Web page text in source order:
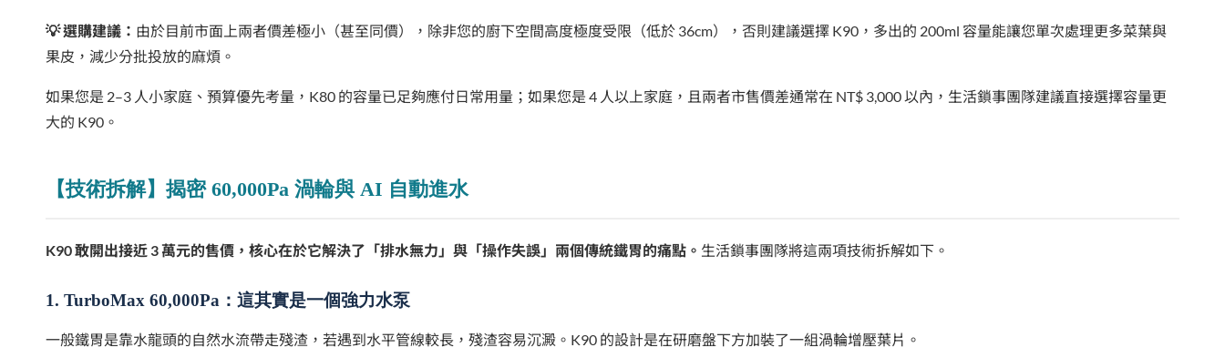
💡 選購建議： 由於目前市面上兩者價差極小（甚至同價），除非您的廚下空間高度極度受限（低於 36cm），否則建議選擇 K90，多出的 200ml 容量能讓您單次處理更多菜葉與
果皮，減少分批投放的麻煩。
如果您是 2–3 人小家庭、預算優先考量，K80 的容量已足夠應付日常用量；如果您是 4 人以上家庭，且兩者市售價差通常在 NT$ 3,000 以內，生活鎖事團隊建議直接選擇容量更
大的 K90。
【技術拆解】揭密 60,000Pa 渦輪與 AI 自動進水
K90 敢開出接近 3 萬元的售價，核心在於它解決了「排水無力」與「操作失誤」兩個傳統鐵胃的痛點。 生活鎖事團隊將這兩項技術拆解如下。
1. TurboMax 60,000Pa：這其實是一個強力水泵
一般鐵胃是靠水龍頭的自然水流帶走殘渣，若遇到水平管線較長，殘渣容易沉澱。K90 的設計是在研磨盤下方加裝了一組渦輪增壓葉片。